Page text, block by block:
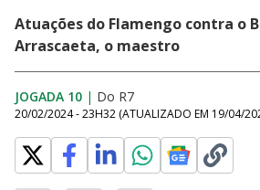
Atuações do Flamengo contra o
Arrascaeta, o maestro
JOGADA 10 | Do R7
20/02/2024 - 23H32 (ATUALIZADO EM 19/04/